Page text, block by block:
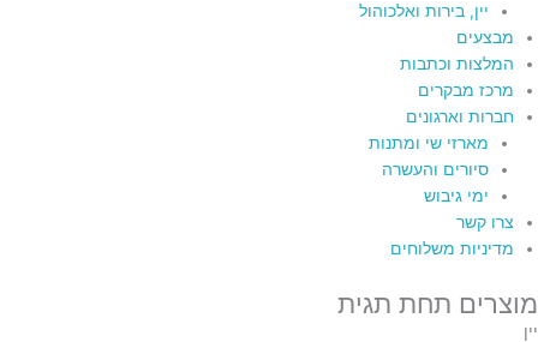
יין, בירות ואלכוהול
מבצעים
המלצות וכתבות
מרכז מבקרים
חברות וארגונים
מארזי שי ומתנות
סיורים והעשרה
ימי גיבוש
צרו קשר
מדיניות משלוחים
מוצרים תחת תגית
יין
כמות
כמות
כמות
כמות